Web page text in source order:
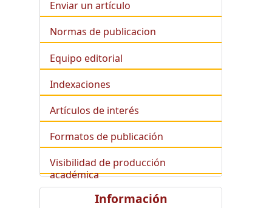
Enviar un artículo
Normas de publicacion
Equipo editorial
Indexaciones
Artículos de interés
Formatos de publicación
Visibilidad de producción
académica
Información